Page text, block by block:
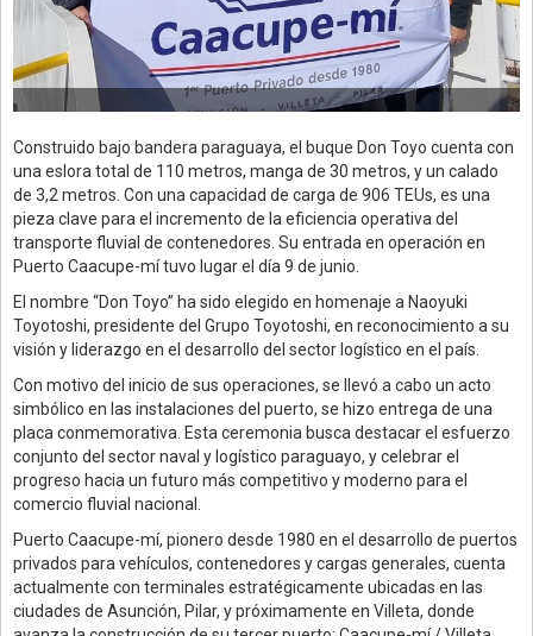
Construido bajo bandera paraguaya, el buque Don Toyo cuenta con
una eslora total de 110 metros, manga de 30 metros, y un calado
de 3,2 metros. Con una capacidad de carga de 906 TEUs, es una
pieza clave para el incremento de la eficiencia operativa del
transporte fluvial de contenedores. Su entrada en operación en
Puerto Caacupe-mí tuvo lugar el día 9 de junio.
El nombre “Don Toyo” ha sido elegido en homenaje a Naoyuki
Toyotoshi, presidente del Grupo Toyotoshi, en reconocimiento a su
visión y liderazgo en el desarrollo del sector logístico en el país.
Con motivo del inicio de sus operaciones, se llevó a cabo un acto
simbólico en las instalaciones del puerto, se hizo entrega de una
placa conmemorativa. Esta ceremonia busca destacar el esfuerzo
conjunto del sector naval y logístico paraguayo, y celebrar el
progreso hacia un futuro más competitivo y moderno para el
comercio fluvial nacional.
Puerto Caacupe-mí, pionero desde 1980 en el desarrollo de puertos
privados para vehículos, contenedores y cargas generales, cuenta
actualmente con terminales estratégicamente ubicadas en las
ciudades de Asunción, Pilar, y próximamente en Villeta, donde